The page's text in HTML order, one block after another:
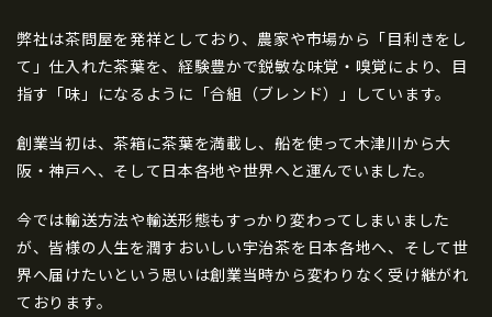
弊社は茶問屋を発祥としており、農家や市場から「目利きをし
て」仕入れた茶葉を、経験豊かで鋭敏な味覚・嗅覚により、目
指す「味」になるように「合組（ブレンド）」しています。
創業当初は、茶箱に茶葉を満載し、船を使って木津川から大
阪・神戸へ、そして日本各地や世界へと運んでいました。
今では輸送方法や輸送形態もすっかり変わってしまいました
が、皆様の人生を潤すおいしい宇治茶を日本各地へ、そして世
界へ届けたいという思いは創業当時から変わりなく受け継がれ
ております。